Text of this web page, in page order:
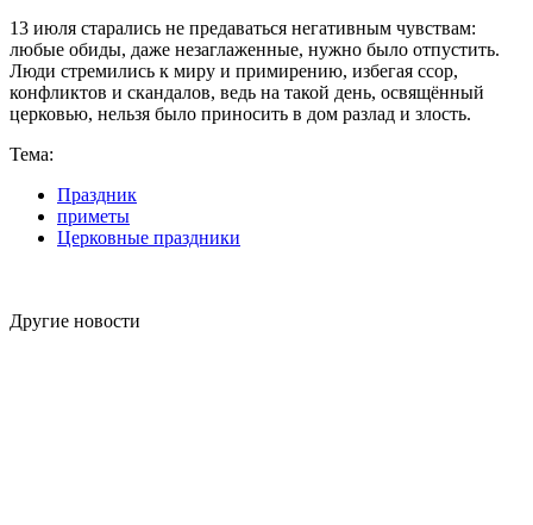
13 июля старались не предаваться негативным чувствам:
любые обиды, даже незаглаженные, нужно было отпустить.
Люди стремились к миру и примирению, избегая ссор,
конфликтов и скандалов, ведь на такой день, освящённый
церковью, нельзя было приносить в дом разлад и злость.
Тема:
Праздник
приметы
Церковные праздники
Другие новости